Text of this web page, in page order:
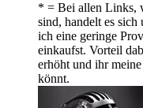
* = Bei allen Links,
sind, handelt es
ich eine geringe
einkaufst. Vorteil
erhöht und ihr
könnt.